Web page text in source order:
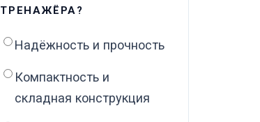
ТРЕНАЖЁРА?
Надёжность и прочность
Компактность и
складная конструкция